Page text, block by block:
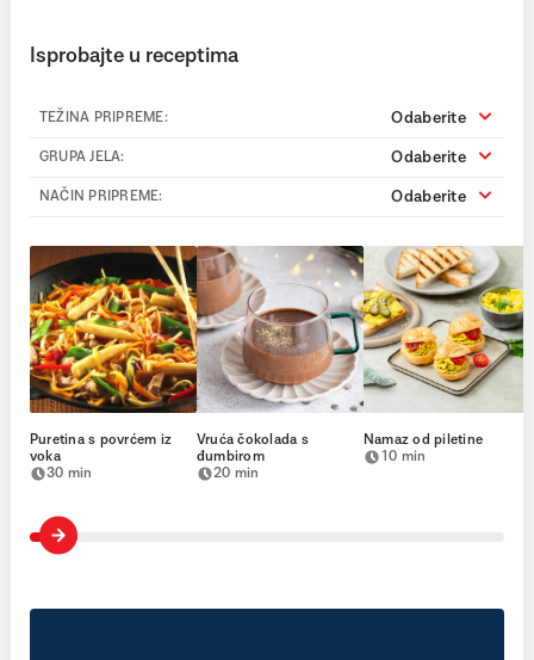
Isprobajte u receptima
TEŽINA PRIPREME: Odaberite
GRUPA JELA: Odaberite
NAČIN PRIPREME: Odaberite
Puretina s povrćem iz
voka
30 min
Vruća čokolada s
đumbirom
20 min
Namaz od piletine
10 min